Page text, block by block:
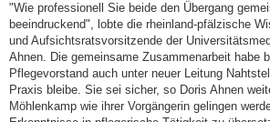
"Wie professionell Sie beide den Übergang
beeindruckend", lobte die rheinland-pfälzische
und Aufsichtsratsvorsitzende der
Ahnen. Die gemeinsame Zusammenarbeit habe
Pflegevorstand auch unter neuer Leitung
Praxis bleibe. Sie sei sicher, so Doris Ahnen
Möhlenkamp wie ihrer Vorgängerin gelingen